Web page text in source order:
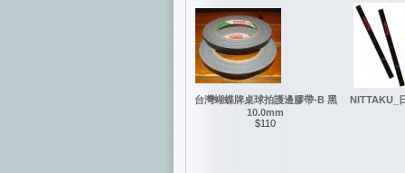
台灣蝴蝶牌桌球拍護邊膠帶-B 黑
10.0mm
$110
NITTAKU_